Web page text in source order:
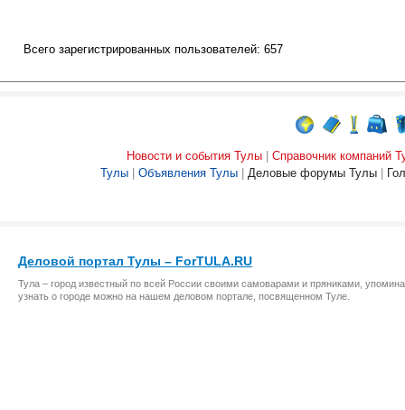
Всего зарегистрированных пользователей: 657
Новости и события Тулы
Справочник компаний
Тулы
Объявления Тулы Деловые форумы Тулы
Деловой портал Тулы – ForTULA.RU
Тула – город известный по всей России своими самоварами и пряниками,
узнать о городе можно на нашем деловом портале, посвященном Туле.